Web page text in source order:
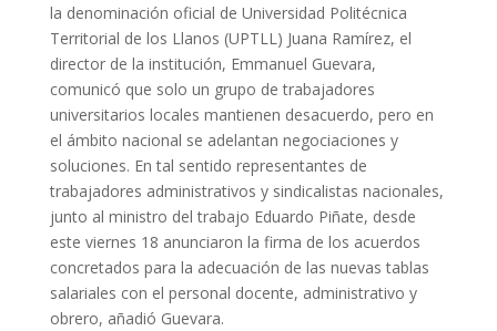
la denominación oficial de Universidad Politécnica
Territorial de los Llanos (UPTLL) Juana Ramírez, el
director de la institución, Emmanuel Guevara,
comunicó que solo un grupo de trabajadores
universitarios locales mantienen desacuerdo, pero en
el ámbito nacional se adelantan negociaciones y
soluciones. En tal sentido representantes de
trabajadores administrativos y sindicalistas nacionales,
junto al ministro del trabajo Eduardo Piñate, desde
este viernes 18 anunciaron la firma de los acuerdos
concretados para la adecuación de las nuevas tablas
salariales con el personal docente, administrativo y
obrero, añadió Guevara.